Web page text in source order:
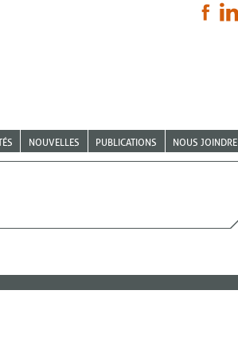
NOUVELLES PUBLICATIONS NOUS JOINDRE